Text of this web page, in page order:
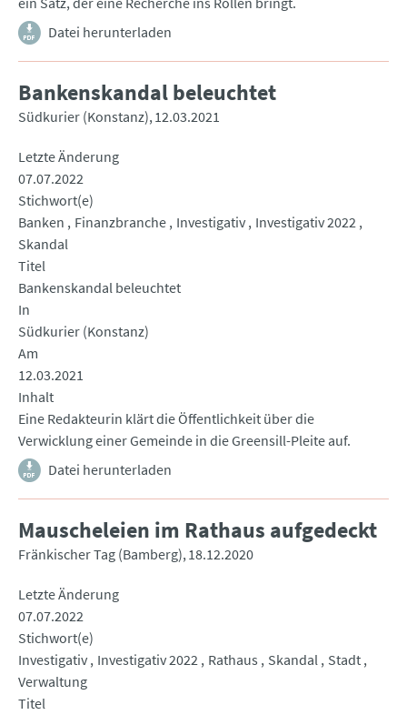
Datei herunterladen
Bankenskandal beleuchtet
Südkurier (Konstanz) 12.03.2021
Letzte Änderung
07.07.2022
Stichwort(e)
Banken
Finanzbranche Investigativ Investigativ 2022
Skandal
Titel
Bankenskandal beleuchtet
In
Südkurier (Konstanz)
Am
12.03.2021
Inhalt
Eine Redakteurin klärt die Öffentlichkeit über die
Verwicklung einer Gemeinde in die Greensill-Pleite auf.
Datei herunterladen
Mauscheleien im Rathaus aufgedeckt
Fränkischer Tag (Bamberg) 18.12.2020
Letzte Änderung
07.07.2022
Stichwort(e)
Investigativ Investigativ 2022 Rathaus Skandal Stadt
Verwaltung
Titel